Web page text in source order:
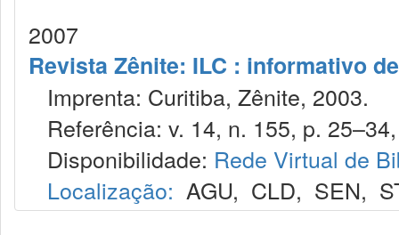
2007
Revista Zênite: ILC : informativo
Imprenta: Curitiba, Zênite, 2003.
Referência: v. 14, n. 155, p.
Disponibilidade: Rede Virtual de
Localização: AGU, CLD, SEN,